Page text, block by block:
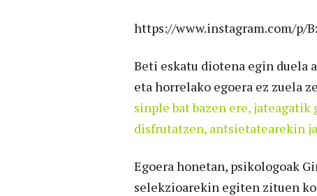
https://www.instagram.com/p/
Beti eskatu diotena egin duela
eta horrelako egoera ez zuela
sinple bat bazen ere,
disfrutatzen, antsietatearekin
Egoera honetan, psikologoak
selekzioarekin egiten zituen